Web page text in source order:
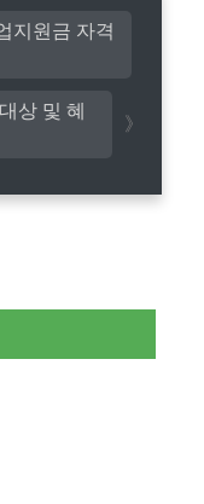
상 및 혜
지원금 자격